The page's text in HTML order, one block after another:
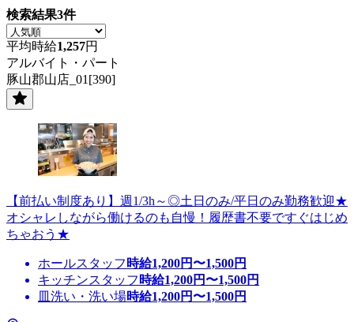
検索結果3件
平均時給1,257円
アルバイト・パート
豚山郡山店_01[390]
【前払い制度あり】週1/3h～◎土日のみ/平日のみ勤務歓迎★
オシャレしながら働けるのも自慢！履歴書不要ですぐはじめ
ちゃおう★
ホールスタッフ 時給1,200円〜1,500円
キッチンスタッフ 時給1,200円〜1,500円
皿洗い・洗い場時給1,200円〜1,500円